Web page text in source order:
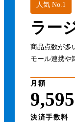
人気 No.1
ラー
商品点数が多
モール連携や
月額
9,595
決済手数料